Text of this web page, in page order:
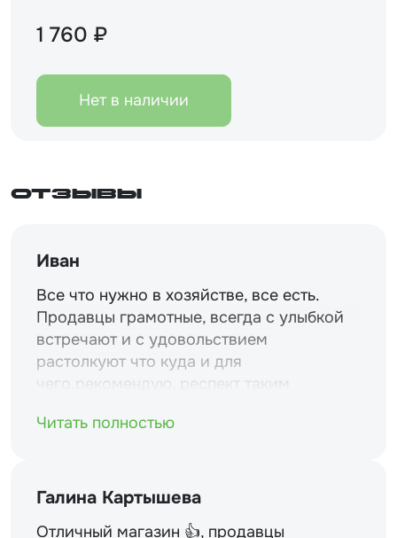
1 760 ₽
Нет в наличии
Отзывы
Иван
Все что нужно в хозяйстве, все есть.
Продавцы грамотные, всегда с улыбкой
встречают и с удовольствием
растолкуют что куда и для
чего.рекомендую. респект таким
Читать полностью
Галина Картышева
Отличный магазин 👍, продавцы